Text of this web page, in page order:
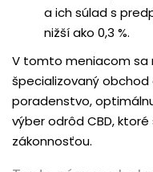
a ich súlad s
nižší ako 0,3 %.
V tomto meniacom sa
špecializovaný obchod
poradenstvo,
výber odrôd CBD,
zákonnosťou.